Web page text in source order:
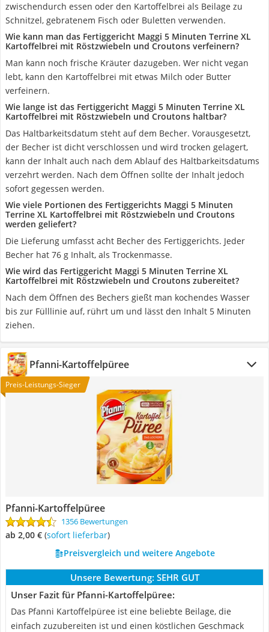
zwischendurch essen oder den Kartoffelbrei als Beilage zu
Schnitzel, gebratenem Fisch oder Buletten verwenden.
Wie kann man das Fertiggericht Maggi 5 Minuten Terrine XL
Kartoffelbrei mit Röstzwiebeln und Croutons verfeinern?
Man kann noch frische Kräuter dazugeben. Wer nicht vegan
lebt, kann den Kartoffelbrei mit etwas Milch oder Butter
verfeinern.
Wie lange ist das Fertiggericht Maggi 5 Minuten Terrine XL
Kartoffelbrei mit Röstzwiebeln und Croutons haltbar?
Das Haltbarkeitsdatum steht auf dem Becher. Vorausgesetzt,
der Becher ist dicht verschlossen und wird trocken gelagert,
kann der Inhalt auch nach dem Ablauf des Haltbarkeitsdatums
verzehrt werden. Nach dem Öffnen sollte der Inhalt jedoch
sofort gegessen werden.
Wie viele Portionen des Fertiggerichts Maggi 5 Minuten
Terrine XL Kartoffelbrei mit Röstzwiebeln und Croutons
werden geliefert?
Die Lieferung umfasst acht Becher des Fertiggerichts. Jeder
Becher hat 76 g Inhalt, als Trockenmasse.
Wie wird das Fertiggericht Maggi 5 Minuten Terrine XL
Kartoffelbrei mit Röstzwiebeln und Croutons zubereitet?
Nach dem Öffnen des Bechers gießt man kochendes Wasser
bis zur Fülllinie auf, rührt um und lässt den Inhalt 5 Minuten
ziehen.
Pfanni-Kartoffelpüree
Preis-Leistungs-Sieger
Pfanni-Kartoffelpüree
1356 Bewertungen
ab 2,00 € ( Sofort lieferbar)
Preisvergleich und weitere Angebote
Unsere Bewertung: SEHR GUT
Unser Fazit für Pfanni-Kartoffelpüree:
Das Pfanni Kartoffelpüree ist eine beliebte Beilage, die
einfach zuzubereiten ist und einen köstlichen Geschmack